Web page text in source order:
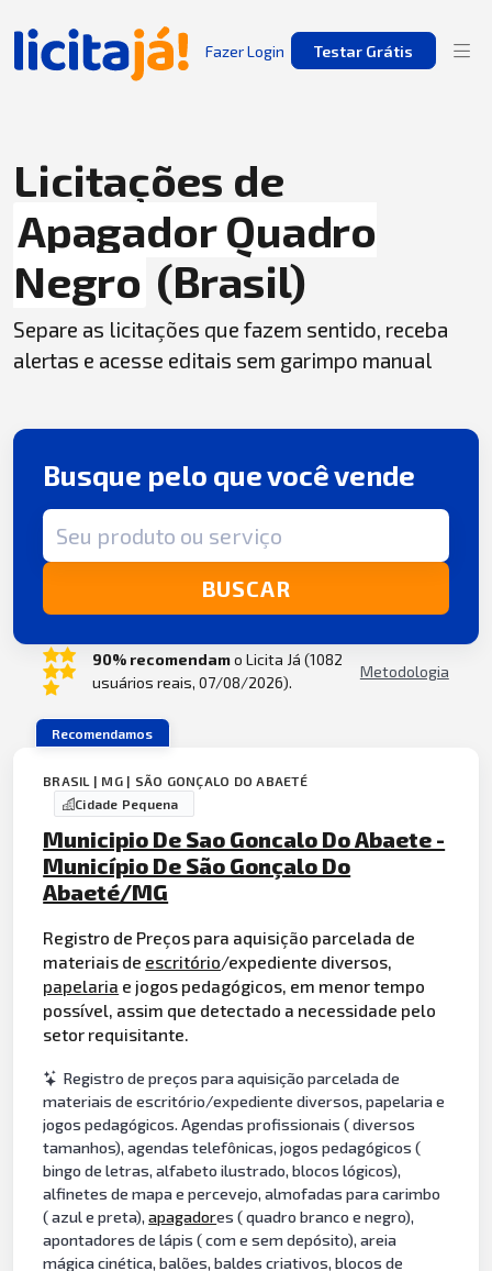
Fazer Login Testar Grátis
Licitações de
Apagador Quadro
Negro (Brasil)
Separe as licitações que fazem sentido, receba
alertas e acesse editais sem garimpo manual
Busque pelo que você vende
Termo de busca
BUSCAR
90% recomendamo Licita Já (1082
usuários reais, 07/08/2026).
Metodologia
Recomendamos
BRASIL | MG | SÃO GONÇALO DO ABAETÉ
Cidade Pequena
Municipio De Sao Goncalo Do Abaete -
Município De São Gonçalo Do
Abaeté/MG
Registro de Preços para aquisição parcelada de
materiais de escritório/expediente diversos,
papelaria e jogos pedagógicos, em menor tempo
possível, assim que detectado a necessidade pelo
setor requisitante.
Registro de preços para aquisição parcelada de
materiais de escritório/expediente diversos, papelaria e
jogos pedagógicos. Agendas profissionais ( diversos
tamanhos), agendas telefônicas, jogos pedagógicos (
bingo de letras, alfabeto ilustrado, blocos lógicos),
alfinetes de mapa e percevejo, almofadas para carimbo
( azul e preta),apagadores ( quadro branco e negro),
apontadores de lápis ( com e sem depósito), areia
mágica cinética, balões, baldes criativos, blocos de